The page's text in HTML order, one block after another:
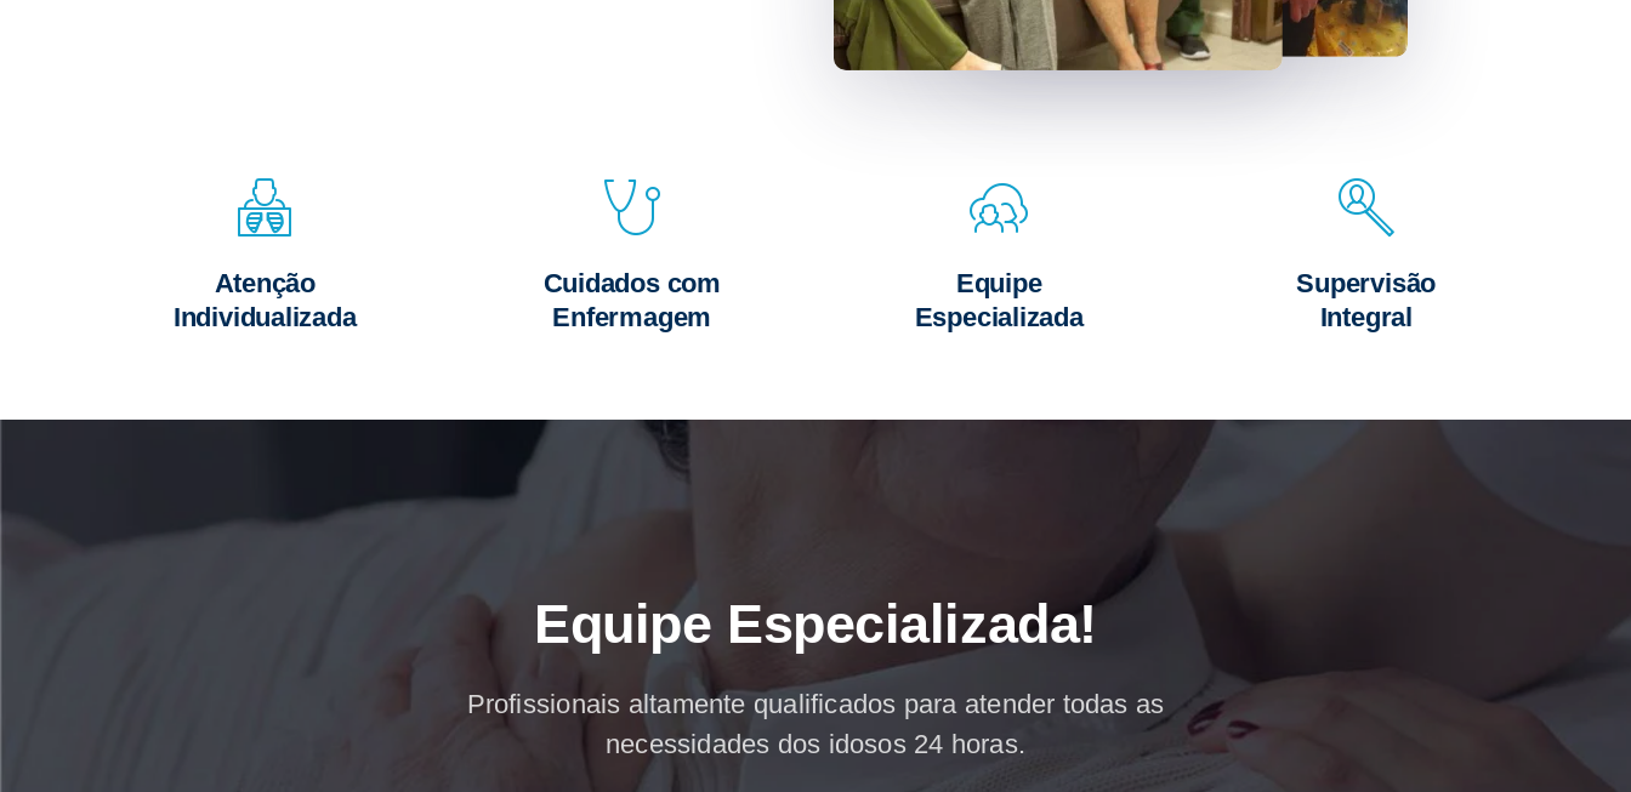
Atenção
Individualizada
Cuidados com
Enfermagem
Equipe
Especializada
Supervisão
Integral
Equipe Especializada!
Profissionais altamente qualificados para atender todas as
necessidades dos idosos 24 horas.